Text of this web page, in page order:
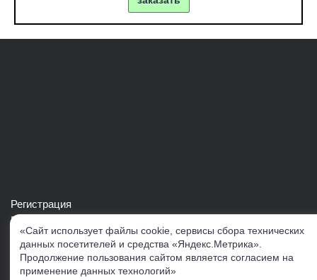
Регистрация
Войти в свой аккаунт
Скачать каталог продукции VERTUL
Следите за нами
«Сайт использует файлы cookie, сервисы сбора технических
данных посетителей и средства «Яндекс.Метрика».
Продолжение пользования сайтом является согласием на
применение данных технологий»